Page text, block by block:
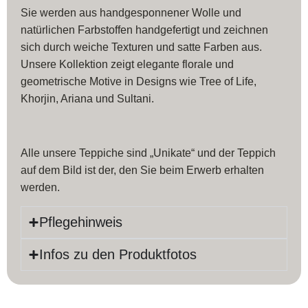
Sie werden aus handgesponnener Wolle und
natürlichen Farbstoffen handgefertigt und zeichnen
sich durch weiche Texturen und satte Farben aus.
Unsere Kollektion zeigt elegante florale und
geometrische Motive in Designs wie Tree of Life,
Khorjin, Ariana und Sultani.
Alle unsere Teppiche sind „Unikate“ und der Teppich
auf dem Bild ist der, den Sie beim Erwerb erhalten
werden.
Pflegehinweis
Infos zu den Produktfotos